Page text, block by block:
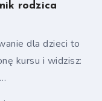
rodzica
dla dzieci to
kursu i widzisz: